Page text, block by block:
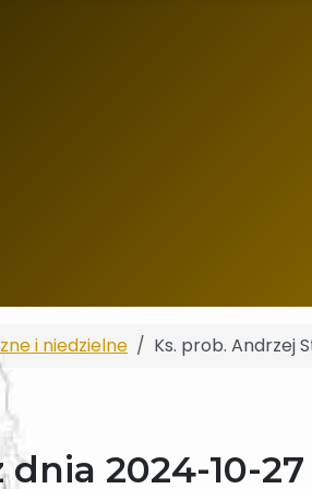
i niedzielne Ks. prob. Andrzej
2024-10-27